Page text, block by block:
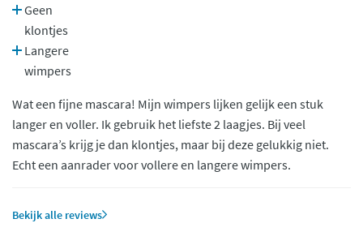
Geen
klontjes
Langere
wimpers
Wat een fijne mascara! Mijn wimpers lijken gelijk een stuk
langer en voller. Ik gebruik het liefste 2 laagjes. Bij veel
mascara’s krijg je dan klontjes, maar bij deze gelukkig niet.
Echt een aanrader voor vollere en langere wimpers.
Bekijk alle reviews